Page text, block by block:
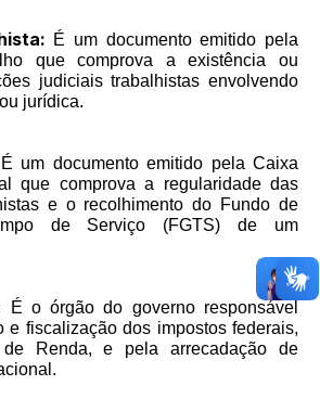
É um documento emitido pela
que comprova a existência ou
judiciais trabalhistas envolvendo
jurídica.
É um documento emitido pela Caixa
que comprova a regularidade das
e o recolhimento do Fundo de
de Serviço (FGTS) de um
É o órgão do governo responsável
e fiscalização dos impostos federais,
Renda, e pela arrecadação de